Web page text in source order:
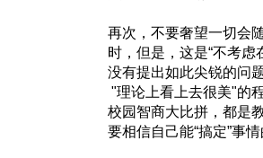
再次，不要奢望一切会
时，但是，这是“不考虑
没有提出如此尖锐的问
"理论上看上去很美"的
校园智商大比拼，都是
要相信自己能“搞定”事